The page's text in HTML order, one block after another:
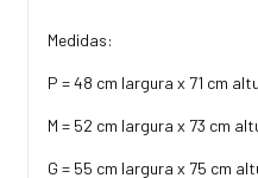
Medidas:
P = 48 cm largura x 71 cm
M = 52 cm largura x 73 cm
G = 55 cm largura x 75 cm